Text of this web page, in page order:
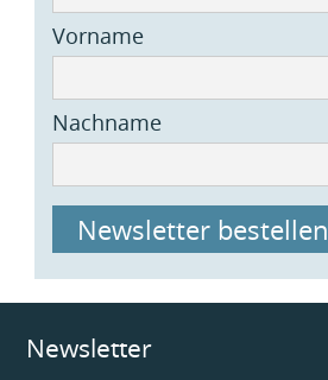
Vorname
Nachname
Newsletter bestellen
Newsletter